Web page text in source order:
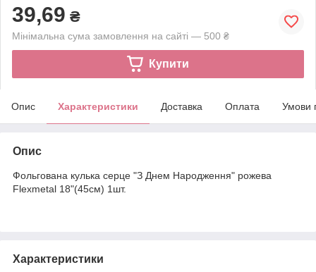
39,69 ₴
Мінімальна сума замовлення на сайті — 500 ₴
Купити
Опис Характеристики Доставка Оплата Умови
Опис
Фольгована кулька серце "З Днем Народження" рожева
Flexmetal 18"(45см) 1шт.
Характеристики